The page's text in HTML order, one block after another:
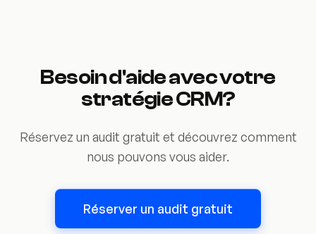
Besoin d'aide avec votre
stratégieCRM?
Réservez un audit gratuit et découvrez comment
nous pouvons vous aider.
Réserver un audit gratuit